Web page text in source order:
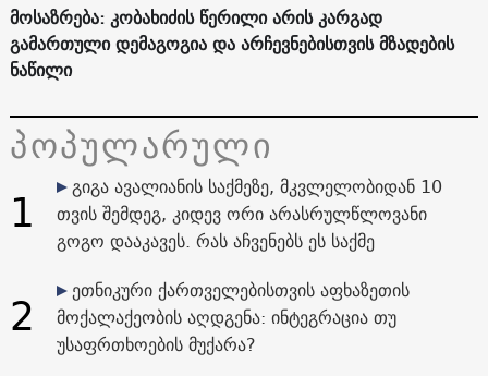
მოსაზრება: კობახიძის წერილი არის კარგად
გამართული დემაგოგია და არჩევნებისთვის მზადების
ნაწილი
პოპულარული
1
გიგა ავალიანის საქმეზე, მკვლელობიდან 10
თვის შემდეგ, კიდევ ორი არასრულწლოვანი
გოგო დააკავეს. რას აჩვენებს ეს საქმე
2
ეთნიკური ქართველებისთვის აფხაზეთის
მოქალაქეობის აღდგენა: ინტეგრაცია თუ
უსაფრთხოების მუქარა?